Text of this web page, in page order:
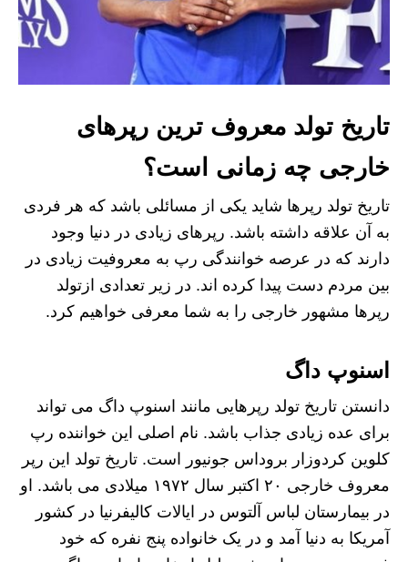
تاریخ تولد معروف ترین رپرهای
خارجی چه زمانی است؟
تاریخ تولد رپرها شاید یکی از مسائلی باشد که هر فردی
به آن علاقه داشته باشد. رپرهای زیادی در دنیا وجود
دارند که در عرصه خوانندگی رپ به معروفیت زیادی در
بین مردم دست پیدا کرده اند. در زیر تعدادی ازتولد
رپرها مشهور خارجی را به شما معرفی خواهیم کرد.
اسنوپ داگ
دانستن تاریخ تولد رپرهایی مانند اسنوپ داگ می تواند
برای عده زیادی جذاب باشد. نام اصلی این خواننده رپ
کلوین کردوزار بروداس جونیور است. تاریخ تولد این رپر
معروف خارجی ۲۰ اکتبر سال ۱۹۷۲ میلادی می باشد. او
در بیمارستان لباس آلتوس در ایالات کالیفرنیا در کشور
آمریکا به دنیا آمد و در یک خانواده پنج نفره که خود